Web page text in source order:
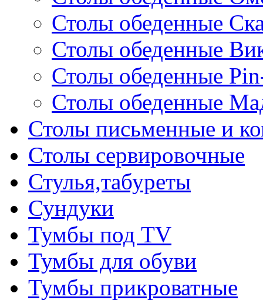
Столы обеденные
Столы обеденные
Столы обеденные
Столы обеденные
Столы письменные и
Столы сервировочные
Стулья,табуреты
Сундуки
Тумбы под TV
Тумбы для обуви
Тумбы прикроватные